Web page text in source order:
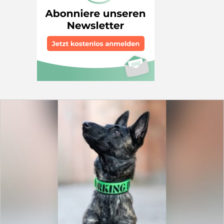
Ländern gezeigt – wir haben große Hoffnung, dass er
gesehen wird. Gefunden wurde sie damals ganz allein
in einem Dorf. Über ihre Vergangenheit weiß man
nichts, jedoch vermuten wir, dass sie ursprünglich als
Welpe von einem Jäger angeschafft wurde. Doch
aufgrund ihres Wesens können wir uns kaum
vorstellen, dass sie jemals für die Jagd geeignet war
bzw. eingesetzt wurde. Roberta zeigt sich als eine
zusammen und begegnet allen harmonisch und
freundlich. Konflikten geht sie konsequent aus dem
Weg und scheint stets darum bemüht zu sein, Frieden
zu bewahren. Ein Katzentest ist in diesem Tierheim
leider nicht möglich. Man merkt ihr jedoch an, dass das
Leben hinter Gittern sie traurig macht. Der Alltag im
Zwinger scheint sie zu belasten. Oft wirkt sie
nachdenklich und still, als würde sie auf etwas warten,
das nie kommt. Sobald jedoch ein Mitarbeiter ihren
Zwinger betritt, verändert sich ihr Ausdruck sofort.
Dann geht ihr ganzes Herz auf und sie zeigt deutlich,
wie sehr sie sich nach menschlicher Nähe,